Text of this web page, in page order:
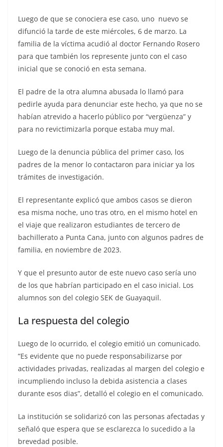
Luego de que se conociera ese caso, uno nuevo se
difunció la tarde de este miércoles, 6 de marzo. La
familia de la víctima acudió al doctor Fernando Rosero
para que también los represente junto con el caso
inicial que se conoció en esta semana.
El padre de la otra alumna abusada lo llamó para
pedirle ayuda para denunciar este hecho, ya que no se
habían atrevido a hacerlo público por “vergüenza” y
para no revictimizarla porque estaba muy mal.
Luego de la denuncia pública del primer caso, los
padres de la menor lo contactaron para iniciar ya los
trámites de investigación.
El representante explicó que ambos casos se dieron
esa misma noche, uno tras otro, en el mismo hotel en
el viaje que realizaron estudiantes de tercero de
bachillerato a Punta Cana, junto con algunos padres de
familia, en noviembre de 2023.
Y que el presunto autor de este nuevo caso sería uno
de los que habrían participado en el caso inicial. Los
alumnos son del colegio SEK de Guayaquil.
La respuesta del colegio
Luego de lo ocurrido, el colegio emitió un comunicado.
“Es evidente que no puede responsabilizarse por
actividades privadas, realizadas al margen del colegio e
incumpliendo incluso la debida asistencia a clases
durante esos dias”, detalló el colegio en el comunicado.
La institución se solidarizó con las personas afectadas y
señaló que espera que se esclarezca lo sucedido a la
brevedad posible.